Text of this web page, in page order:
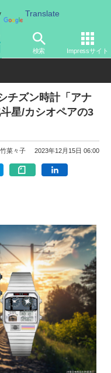
Translate
検索 Impressサイト
ッズ 時計
チズン時計「アナ
星/カシオペアの3
菜々子 2023年12月15日 06:00